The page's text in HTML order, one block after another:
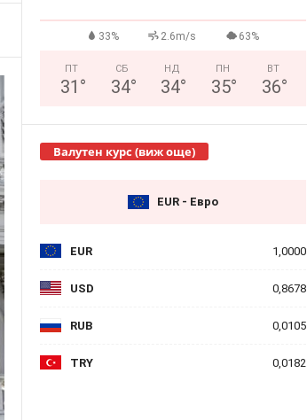
33% 2.6m/s 63%
ПТ
31 °
СБ
34°
НД
34°
ПН
35°
ВТ
36°
Валутен курс (виж още)
EUR - Евро
EUR 1,0000
USD 0,8678
RUB 0,0105
TRY 0,0182